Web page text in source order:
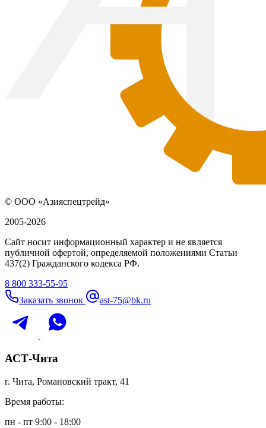
© ООО «Азияспецтрейд»
2005-2026
Сайт носит информационный характер и не является
публичной офертой, определяемой положениями Статьи
437(2) Гражданского кодекса РФ.
8 800 333-55-95
Заказать звонок
ast-75@bk.ru
АСТ-Чита
г. Чита, Романовский тракт, 41
Время работы:
пн - пт 9:00 - 18:00